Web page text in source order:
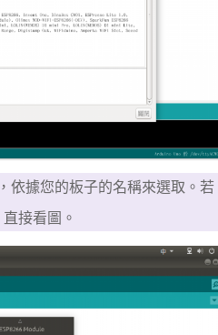
依據您的板子的名稱來選取。若
接看圖。